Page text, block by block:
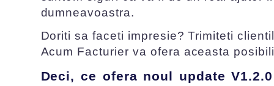
dumneavoastra.
Doriti sa faceti impresie? Trimiteti
Acum Facturier va ofera aceasta
Deci, ce ofera noul update